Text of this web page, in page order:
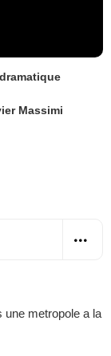
Massimi
une metropole a la